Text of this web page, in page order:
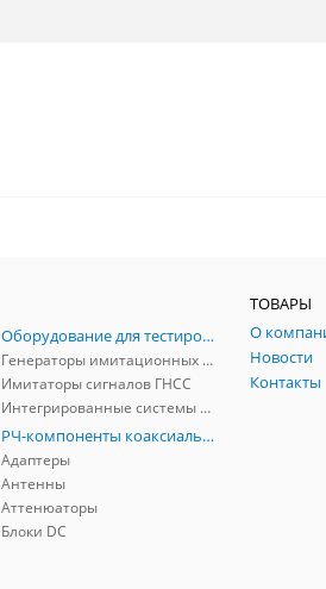
Оборудование для тестирования и симуляции ГНСС
Генераторы имитационных и заградительных помех
Имитаторы сигналов ГНСС
Интегрированные системы защиты от ГНСС-помех
РЧ-компоненты коаксиальные
Адаптеры
Антенны
Аттенюаторы
Блоки DC
ТОВАРЫ
О
Новости
Контакты